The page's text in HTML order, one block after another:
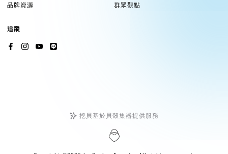
品牌資源
群眾觀點
追蹤
挖貝基於貝殼集器提供服務